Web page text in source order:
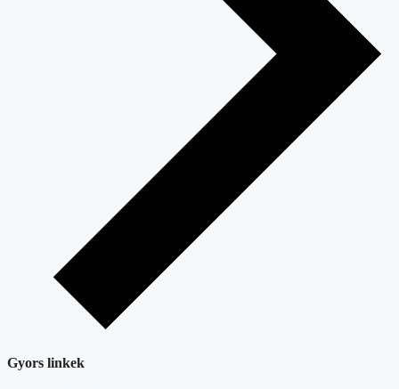
Gyors linkek